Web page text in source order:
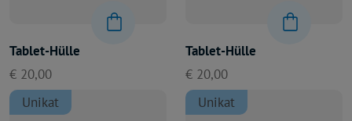
Tablet-Hülle
€ 20,00
Tablet-Hülle
€ 20,00
Unikat
Unikat